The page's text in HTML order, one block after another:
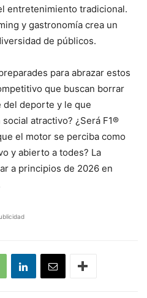
entretenimiento tradicional.
y gastronomía crea un
de públicos.
para abrazar estos
que buscan borrar
del deporte y le que
atractivo? ¿Será F1®
el motor se perciba como
y abierto a todes? La
a principios de 2026 en